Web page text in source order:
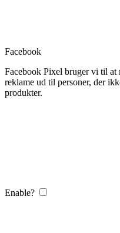
Facebook
Facebook Pixel bruger vi til at
reklame ud til personer, der
produkter.
Enable?